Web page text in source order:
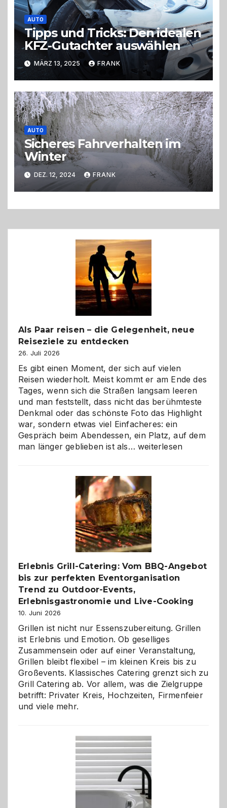
AUTO
Tipps und Tricks: Den idealen
KFZ-Gutachter auswählen
MÄRZ 13, 2025 FRANK
AUTO
Sicheres Fahrverhalten im
Winter
DEZ. 12, 2024 FRANK
Als Paar reisen – die Gelegenheit, neue
Reiseziele zu entdecken
26. Juli 2026
Es gibt einen Moment, der sich auf vielen
Reisen wiederholt. Meist kommt er am Ende des
Tages, wenn sich die Straßen langsam leeren
und man feststellt, dass nicht das berühmteste
Denkmal oder das schönste Foto das Highlight
war, sondern etwas viel Einfacheres: ein
Gespräch beim Abendessen, ein Platz, auf dem
man länger geblieben ist als… Als
–
die
Gelegenheit,
neue
Reiseziele
zu
entdecken
weiterlesen
Erlebnis Grill-Catering: Vom BBQ-Angebot
bis zur perfekten Eventorganisation
Trend zu Outdoor-Events,
Erlebnisgastronomie und Live-Cooking
10. Juni 2026
Grillen ist nicht nur Essenszubereitung. Grillen
ist Erlebnis und Emotion. Ob geselliges
Zusammensein oder auf einer Veranstaltung,
Grillen bleibt flexibel – im kleinen Kreis bis zu
Großevents. Klassisches Catering grenzt sich zu
Grill Catering ab. Vor allem, was die Zielgruppe
betrifft: Privater Kreis, Hochzeiten, Firmenfeier
und viele mehr.